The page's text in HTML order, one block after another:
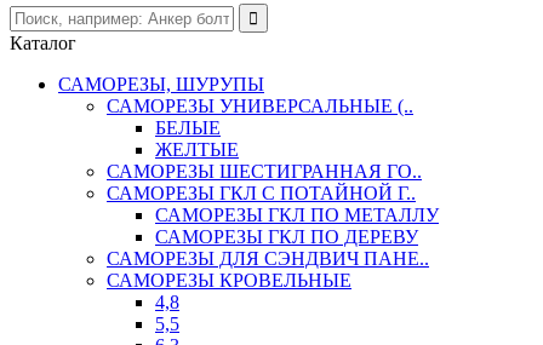
Каталог
САМОРЕЗЫ, ШУРУПЫ
САМОРЕЗЫ УНИВЕРСАЛЬНЫЕ (..
БЕЛЫЕ
ЖЕЛТЫЕ
САМОРЕЗЫ ШЕСТИГРАННАЯ ГО..
САМОРЕЗЫ ГКЛ С ПОТАЙНОЙ Г..
САМОРЕЗЫ ГКЛ ПО МЕТАЛЛУ
САМОРЕЗЫ ГКЛ ПО ДЕРЕВУ
САМОРЕЗЫ ДЛЯ СЭНДВИЧ ПАНЕ..
САМОРЕЗЫ КРОВЕЛЬНЫЕ
4,8
5,5